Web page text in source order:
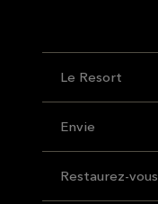
Le Resort
Envie
Restaurez-vous